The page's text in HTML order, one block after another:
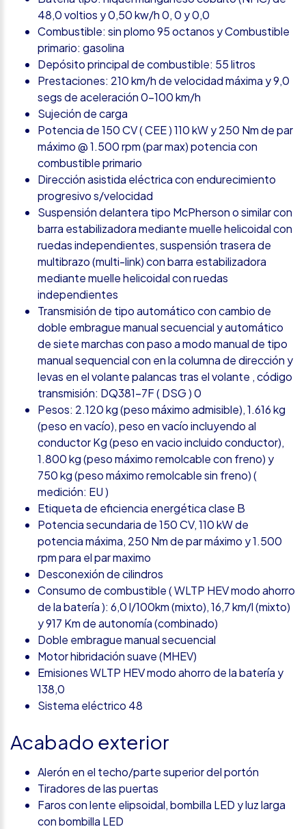
48,0 voltios y 0,50 kw/h 0, 0 y 0,0
Combustible: sin plomo 95 octanos y Combustible
primario: gasolina
Depósito principal de combustible: 55 litros
Prestaciones: 210 km/h de velocidad máxima y 9,0
segs de aceleración 0-100 km/h
Sujeción de carga
Potencia de 150 CV ( CEE ) 110 kW y 250 Nm de par
máximo @ 1.500 rpm (par max) potencia con
combustible primario
Dirección asistida eléctrica con endurecimiento
progresivo s/velocidad
Suspensión delantera tipo McPherson o similar con
barra estabilizadora mediante muelle helicoidal con
ruedas independientes, suspensión trasera de
multibrazo (multi-link) con barra estabilizadora
mediante muelle helicoidal con ruedas
independientes
Transmisión de tipo automático con cambio de
doble embrague manual secuencial y automático
de siete marchas con paso a modo manual de tipo
manual sequencial con en la columna de dirección y
levas en el volante palancas tras el volante , código
transmisión: DQ381-7F ( DSG ) 0
Pesos: 2.120 kg (peso máximo admisible), 1.616 kg
(peso en vacío), peso en vacío incluyendo al
conductor Kg (peso en vacio incluido conductor),
1.800 kg (peso máximo remolcable con freno) y
750 kg (peso máximo remolcable sin freno) (
medición: EU )
Etiqueta de eficiencia energética clase B
Potencia secundaria de 150 CV, 110 kW de
potencia máxima, 250 Nm de par máximo y 1.500
rpm para el par maximo
Desconexión de cilindros
Consumo de combustible ( WLTP HEV modo ahorro
de la batería ): 6,0 l/100km (mixto), 16,7 km/l (mixto)
y 917 Km de autonomía (combinado)
Doble embrague manual secuencial
Motor hibridación suave (MHEV)
Emisiones WLTP HEV modo ahorro de la batería y
138,0
Sistema eléctrico 48
Acabado exterior
Alerón en el techo/parte superior del portón
Tiradores de las puertas
Faros con lente elipsoidal, bombilla LED y luz larga
con bombilla LED